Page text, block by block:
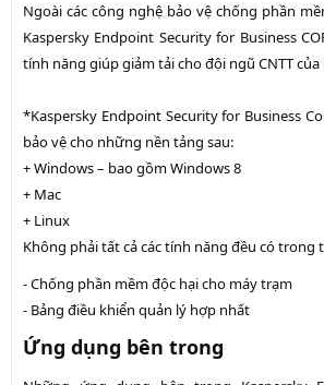
Ngoài các công nghệ bảo vệ chống phần
Kaspersky Endpoint Security for Business
tính năng giúp giảm tải cho đội ngũ CNTT của
*Kaspersky Endpoint Security for Business
bảo vệ cho những nền tảng sau:
+ Windows – bao gồm Windows 8
+ Mac
+ Linux
Không phải tất cả các tính năng đều có trong
- Chống phần mềm độc hại cho máy trạm
- Bảng điều khiển quản lý hợp nhất
Ứng dụng bên trong